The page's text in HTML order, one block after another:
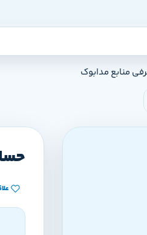
منابع مدابوک